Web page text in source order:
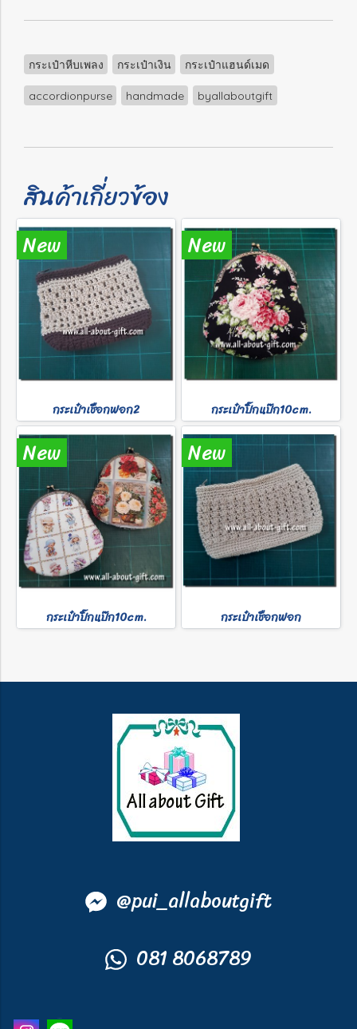
กระเป๋าหีบเพลง กระเป๋าเงิน กระเป๋าแฮนด์เมด
accordionpurse handmade byallaboutgift
สินค้าเกี่ยวข้อง
New
กระเป๋าเชือกฟอก2
New
กระเป๋าปิ๊กแป๊ก10cm.
New
กระเป๋าปิ๊กแป๊ก10cm.
New
กระเป๋าเชือกฟอก
@pui_allaboutgift
081 8068789